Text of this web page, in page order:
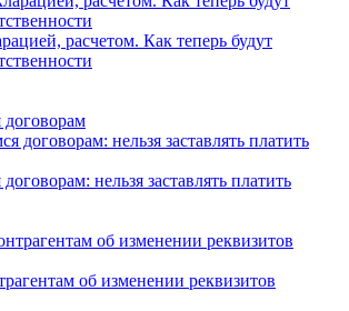
расчетом. Как теперь будут
нельзя заставлять платить
об изменении реквизитов